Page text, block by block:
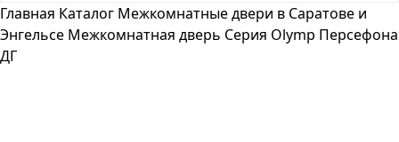
Главная Каталог Межкомнатные двери в Саратове и
Энгельсе Межкомнатная дверь Серия Olymp Персефона
ДГ